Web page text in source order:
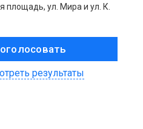
площадь, ул. Мира и ул. К.
результаты